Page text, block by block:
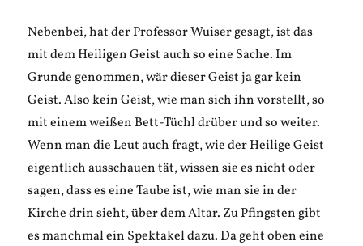
Nebenbei, hat der Professor Wuiser gesagt, ist das
mit dem Heiligen Geist auch so eine Sache. Im
Grunde genommen, wär dieser Geist ja gar kein
Geist. Also kein Geist, wie man sich ihn vorstellt, so
mit einem weißen Bett-Tüchl drüber und so weiter.
Wenn man die Leut auch fragt, wie der Heilige Geist
eigentlich ausschauen tät, wissen sie es nicht oder
sagen, dass es eine Taube ist, wie man sie in der
Kirche drin sieht, über dem Altar. Zu Pfingsten gibt
es manchmal ein Spektakel dazu. Da geht oben eine